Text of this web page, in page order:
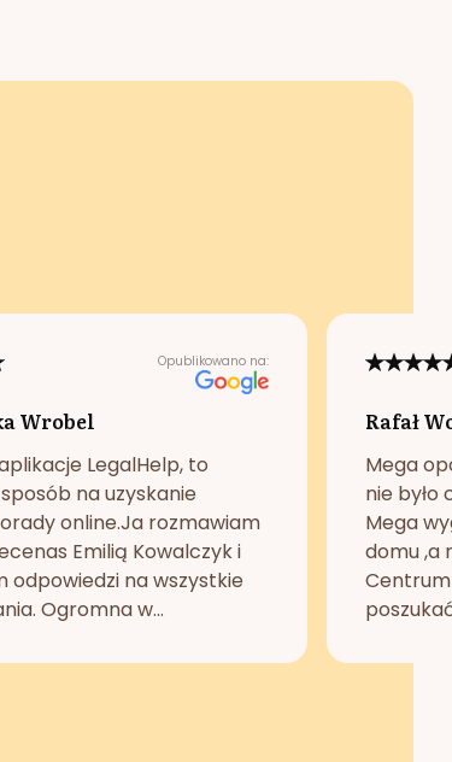
Opublikowano na:
Wrobel
LegalHelp, to
na uzyskanie
online.Ja rozmawiam
Emilią Kowalczyk i
odpowiedzi na wszystkie
Ogromna w...
Rafał
Mega
nie było
Mega
domu ,a